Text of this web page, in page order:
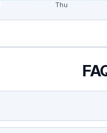
Thu